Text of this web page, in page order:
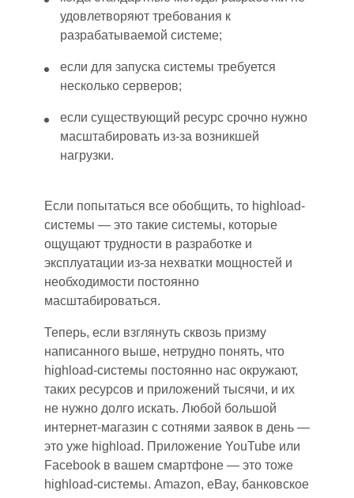
удовлетворяют требования к
разрабатываемой системе;
если для запуска системы требуется
несколько серверов;
если существующий ресурс срочно нужно
масштабировать из-за возникшей
нагрузки.
Если попытаться все обобщить, то highload-
системы — это такие системы, которые
ощущают трудности в разработке и
эксплуатации из-за нехватки мощностей и
необходимости постоянно
масштабироваться.
Теперь, если взглянуть сквозь призму
написанного выше, нетрудно понять, что
highload-системы постоянно нас окружают,
таких ресурсов и приложений тысячи, и их
не нужно долго искать. Любой большой
интернет-магазин с сотнями заявок в день —
это уже highload. Приложение YouTube или
Facebook в вашем смартфоне — это тоже
highload-системы. Amazon, eBay, банковское